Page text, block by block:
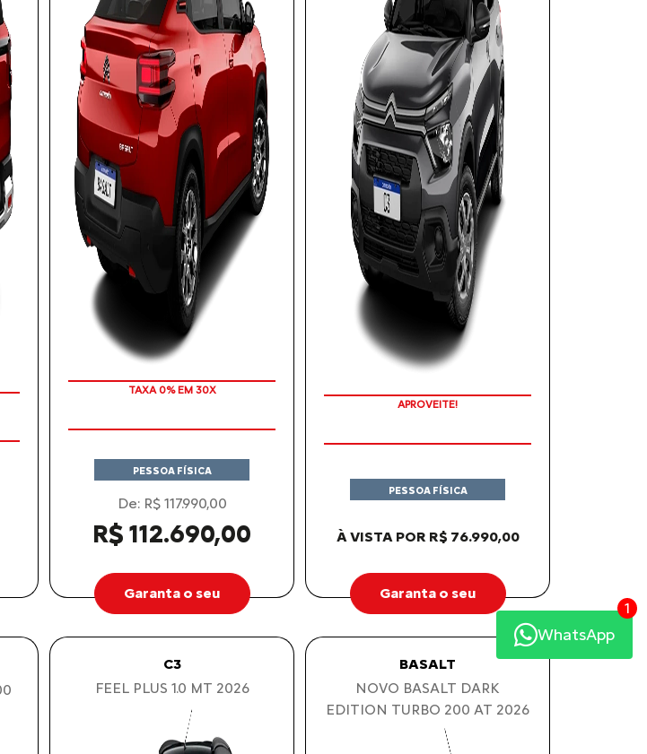
TAXA 0% EM 30X
PESSOA FÍSICA
De: R$ 117.990,00
R$ 112.690,00
Garanta o seu
APROVEITE!
À VISTA POR R$ 76.990,00
PESSOA FÍSICA
Garanta o seu
C3
FEEL PLUS 1.0 MT 2026
BASALT
NOVO BASALT DARK
EDITION TURBO 200 AT 2026
WhatsApp
1